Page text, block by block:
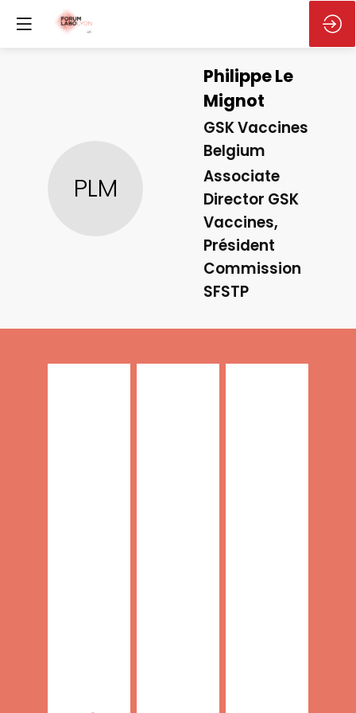
PLM
PhilippeLe
Mignot
GSK Vaccines
Belgium
Associate
Director GSK
Vaccines,
Président
Commission
SFSTP